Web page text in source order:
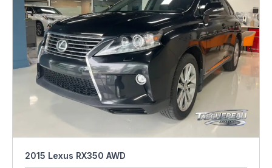
2015 Lexus RX350 AWD